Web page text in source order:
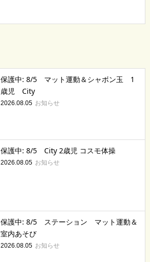
保護中: 8/5 マット運動＆シャボン玉 1
歳児 City
2026.08.05 お知らせ
保護中: 8/5 City 2歳児 コスモ体操
2026.08.05 お知らせ
保護中: 8/5 ステーション マット運動＆
室内あそび
2026.08.05 お知らせ